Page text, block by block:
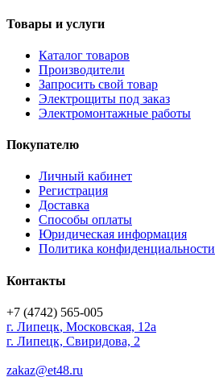
Товары и услуги
Каталог товаров
Производители
Запросить свой товар
Электрощиты под заказ
Электромонтажные работы
Покупателю
Личный кабинет
Регистрация
Доставка
Способы оплаты
Юридическая информация
Политика конфиденциальности
Контакты
+7 (4742) 565-005
г. Липецк, Московская, 12а
г. Липецк, Свиридова, 2
zakaz@et48.ru